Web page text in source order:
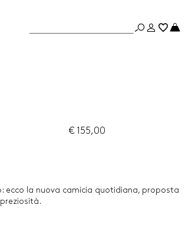
€ 155,00
ecco la nuova camicia quotidiana, proposta